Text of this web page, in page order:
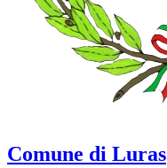
Comune di Luras